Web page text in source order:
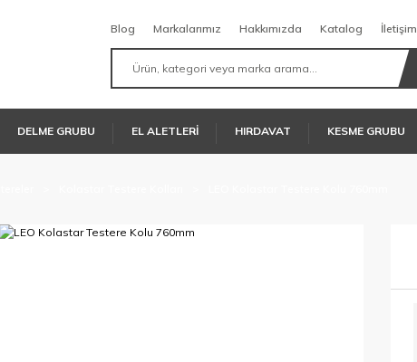
Blog Markalarımız Hakkımızda Katalog İletişim
DELME GRUBU EL ALETLERİ HIRDAVAT KESME GRUBU